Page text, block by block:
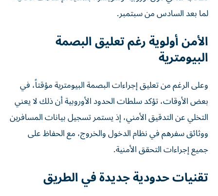
لما بعد السادس من سبتمبر.
الأمن أولوية رغم تعليق البصمة
البيومترية
وعلى الرغم من تعليق إجراءات البصمة البيومترية مؤقتاً، في
بعض الأوقات، تؤكد سلطات الحدود الأوروبية أن ذلك لا يعني
التخلي عن التدقيق الأمني، إذ يستمر تسجيل بيانات المسافرين
ووثائق سفرهم في نظام الدخول والخروج، مع الحفاظ على
جميع إجراءات التحقق الأمنية.
تقنيات حدودية جديدة في الطريق